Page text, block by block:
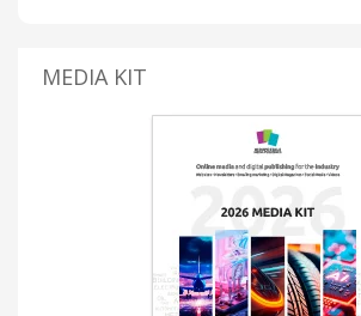
MEDIA KIT